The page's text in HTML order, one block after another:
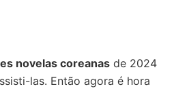
novelas coreanas de 2024
las. Então agora é hora